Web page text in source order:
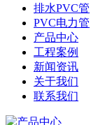
排水PVC管
PVC电力管
产品中心
工程案例
新闻资讯
关于我们
联系我们